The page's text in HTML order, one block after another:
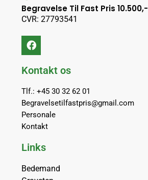
Begravelse Til Fast Pris 10.500,-
CVR: 27793541
Kontakt os
Tlf.: +45 30 32 62 01
Begravelsetilfastpris@gmail.com
Personale
Kontakt
Links
Bedemand